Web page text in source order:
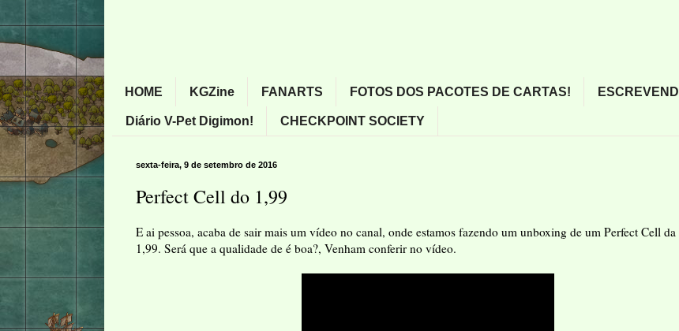
HOME KGZine FANARTS FOTOS DOS PACOTES DE CARTAS!
Diário V-Pet Digimon! CHECKPOINT SOCIETY
sexta-feira, 9 de setembro de 2016
Perfect Cell do 1,99
E ai pessoa, acaba de sair mais um vídeo no canal, onde estamos fazendo um unboxing de um Perfect Cell
1,99. Será que a qualidade de é boa?, Venham conferir no vídeo.